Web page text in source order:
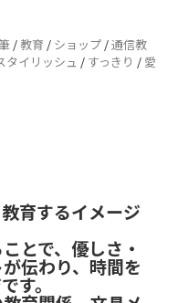
/ 教育 / ショップ /通信教
タイリッシュ / すっきり / 愛
育するイメージ
とで、優しさ・
伝わり、時間を
す。